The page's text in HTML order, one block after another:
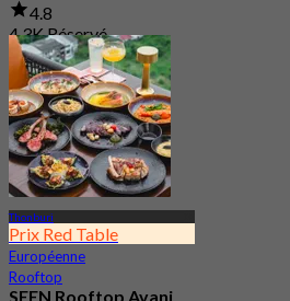
4.8
4.3K Réservé
De฿ 550
Thonburi
Prix Red Table
Européenne
Rooftop
SEEN Rooftop Avani